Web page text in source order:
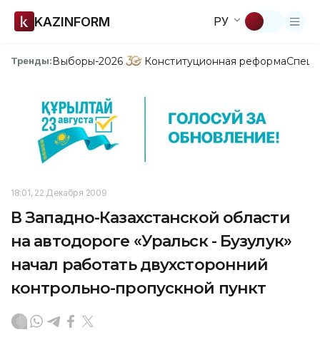
KAZINFORM РУ
Тренды:Выборы-2026 Конституционная реформа
18:01, 22 Декабря 2009
В Западно-Казахстанской области
на автодороге «Уральск - Бузулук»
начал работать двухсторонний
контрольно-пропускной пункт